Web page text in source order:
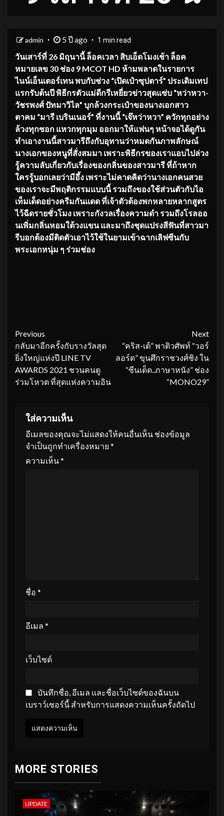
admin 5 ปี ago 1 min read
วันเสาร์ที่ 26 มิถุนานี้ ล็อคเวลา สิบเอ็ดโมงเช้า ล็อค
หมายเลข 30 ช่อง 9 MCOT HD ห้ามพลาดในรายการ
ไนน์เอ็นเตอร์เทน พบกับช่วง “เปิดเป๋าซุปตาร์” ประเดิมเทป
แรกรับต้นปี พิธีกรตัวแม่ดีกรีเหยี่ยวข่าวสุดแซ่บ “หว่าหวา-
วัชรพงศ์ ปัทมาวิไล” บุกล้วงกระเป๋าของนางเอกสาว
ตาคม “มารี เบรินเนอร์” ที่งานนี้ “เจ๊หว่าหวา” ควักทุกอย่าง
ล้วงทุกซอก แหวกทุกมุม ออกมาให้แฟนๆ หน้าจอได้ดูกัน
ทำเอางานนี้สาวมารีถึงกับอุทานว่าหมดกันภาพลักษณ์
นางเอกของหนูที่สั่งสมมา เพราะพิธีกรของเราแอบไปล่วง
รู้ความลับเกี่ยวกับเรื่องของกลิ่นของสาวมารี ที่ถ้าหาก
ใครรู้บอกเลยว่ามีอึ้ง เพราะไม่คาดคิดว่านางเอกคนสวย
ของเราจะมีพฤติกรรมแบบนี้ รวมถึงของใช้ส่วนตัวกับไอ
เท็มเด็ดอย่างครีมกันแดด ที่เจ้าตัวต้องพกหลายหลากสูตร
ไว้ฉีดรายชั่วโมง เพราะกังวลเรื่องความดำ รวมถึงโรลออ
นเพิ่มกลิ่นหอมใต้วงแขน และมาถึงชุดแปรงสีฟันที่สาวมา
รีบอกต้องมีติดตัวเอาไว้ใช้ในยามเข้าฉากเลิฟซีนกับ
พระเอกหนุ่ม ๆ ร่วมช่อง
Continue
Reading
Previous
กลับมาอีกครั้งกับรางวัลสุด
ยิ่งใหญ่แห่งปี LINE TV
AWARDS 2021 ชวนคนดู
ร่วมโหวต ที่สุดแห่งความอิน
Next
“คริส-เต้” พาติวศัพท์ “วอร์
ลอร์ด” ขุนศึกราชวงศ์ชิง ใน
“ซีนเด็ด..ภาษาหนัง” ช่อง
“MONO29”
ใส่ความเห็น
อีเมลของคุณจะไม่แสดงให้คนอื่นเห็น ช่องข้อมูล
จำเป็นถูกทำเครื่องหมาย *
ความเห็น*
ชื่อ *
อีเมล *
เว็บไซต์
บันทึกชื่อ, อีเมล และชื่อเว็บไซต์ของฉันบน
เบราว์เซอร์นี้ สำหรับการแสดงความเห็นครั้งถัดไป
MORE STORIES
UPDATE